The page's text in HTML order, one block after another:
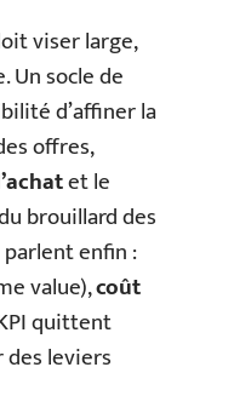
viser large,
Un socle de
d’affiner la
offres,
et le
brouillard des
enfin :
value),coût
quittent
leviers